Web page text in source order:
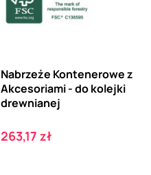
Nabrzeże Kontenerowe z
Akcesoriami - do kolejki
drewnianej
Cena
263,17 zł